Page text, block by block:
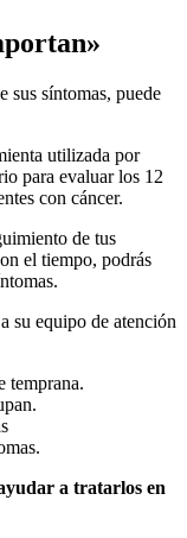
sus síntomas, puede
utilizada por
para evaluar los 12
con cáncer.
de tus
el tiempo, podrás
su equipo de atención
temprana.
a tratarlos en